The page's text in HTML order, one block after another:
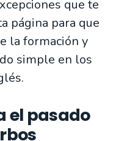
que te
página para que
la formación y
simple en los
el pasado